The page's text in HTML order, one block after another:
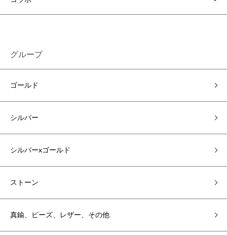
グループ
ゴールド
シルバー
シルバーxゴールド
ストーン
真鍮、ビーズ、レザー、その他